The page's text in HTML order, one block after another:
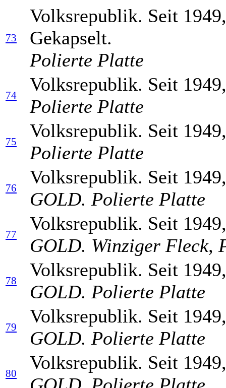
73
Volksrepublik. Seit
Gekapselt.
Polierte Platte
74
Volksrepublik. Seit
Polierte Platte
75
Volksrepublik. Seit
Polierte Platte
76
Volksrepublik. Seit
GOLD. Polierte Platte
77
Volksrepublik. Seit
GOLD. Winziger Fleck,
78
Volksrepublik. Seit
GOLD. Polierte Platte
79
Volksrepublik. Seit
GOLD. Polierte Platte
80
Volksrepublik. Seit